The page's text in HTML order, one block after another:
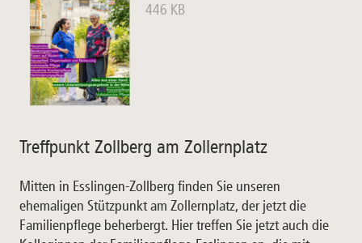
446 KB
Treffpunkt Zollberg am Zollernplatz
Mitten in Esslingen-Zollberg finden Sie unseren
ehemaligen Stützpunkt am Zollernplatz, der jetzt die
Familienpflege beherbergt. Hier treffen Sie jetzt auch die